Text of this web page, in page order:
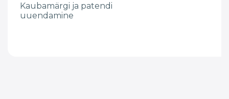
Kaubamärgi ja patendi
uuendamine